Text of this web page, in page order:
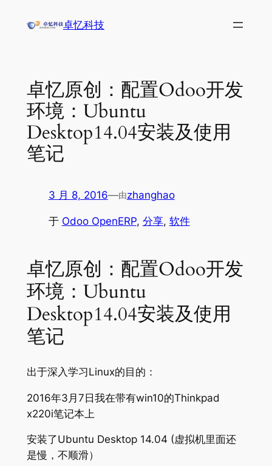
卓忆科技
卓忆原创：配置Odoo开发
环境：Ubuntu
Desktop14.04安装及使用
笔记
3 月 8, 2016—由zhanghao
于 Odoo OpenERP, 分享, 软件
卓忆原创：配置Odoo开发
环境：Ubuntu
Desktop14.04安装及使用
笔记
出于深入学习Linux的目的：
2016年3月7日我在带有win10的Thinkpad
x220i笔记本上
安装了Ubuntu Desktop 14.04 (虚拟机里面还
是慢，不顺滑）